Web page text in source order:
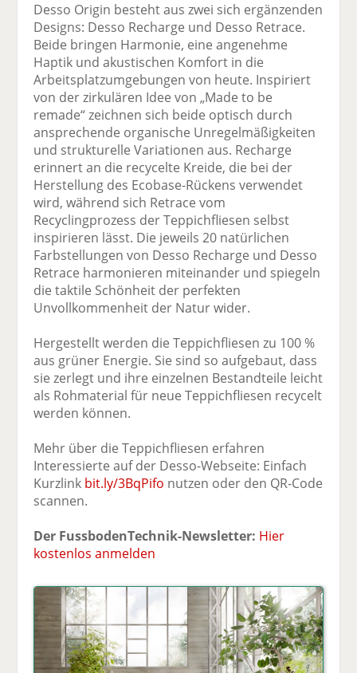
Desso Origin besteht aus zwei sich ergänzenden
Designs: Desso Recharge und Desso Retrace.
Beide bringen Harmonie, eine angenehme
Haptik und akustischen Komfort in die
Arbeitsplatzumgebungen von heute. Inspiriert
von der zirkulären Idee von „Made to be
remade“ zeichnen sich beide optisch durch
ansprechende organische Unregelmäßigkeiten
und strukturelle Variationen aus. Recharge
erinnert an die recycelte Kreide, die bei der
Herstellung des Ecobase-Rückens verwendet
wird, während sich Retrace vom
Recyclingprozess der Teppichfliesen selbst
inspirieren lässt. Die jeweils 20 natürlichen
Farbstellungen von Desso Recharge und Desso
Retrace harmonieren miteinander und spiegeln
die taktile Schönheit der perfekten
Unvollkommenheit der Natur wider.
Hergestellt werden die Teppichfliesen zu 100 %
aus grüner Energie. Sie sind so aufgebaut, dass
sie zerlegt und ihre einzelnen Bestandteile leicht
als Rohmaterial für neue Teppichfliesen recycelt
werden können.
Mehr über die Teppichfliesen erfahren
Interessierte auf der Desso-Webseite: Einfach
Kurzlink bit.ly/3BqPifo nutzen oder den QR-Code
scannen.
Der FussbodenTechnik-Newsletter: Hier
kostenlos anmelden